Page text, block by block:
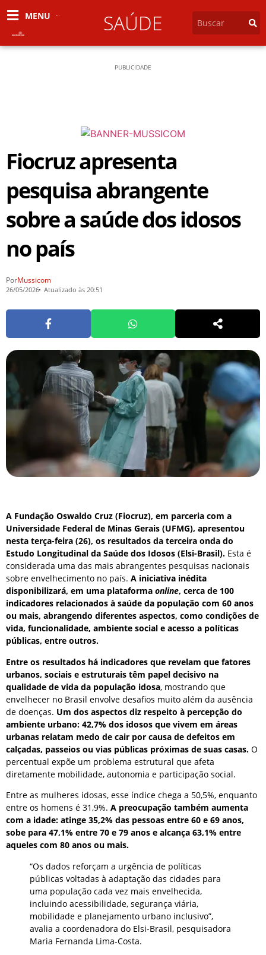
MENU SAÚDE
PUBLICIDADE
Fiocruz apresenta
pesquisa abrangente
sobre a saúde dos idosos
no país
PorMussicom
26/05/2026 Atualizado às 20:51
A Fundação Oswaldo Cruz (Fiocruz), em parceria com a
Universidade Federal de Minas Gerais (UFMG), apresentou
nesta terça-feira (26), os resultados da terceira onda do
Estudo Longitudinal da Saúde dos Idosos (Elsi-Brasil). Esta é
considerada uma das mais abrangentes pesquisas nacionais
sobre envelhecimento no país. A iniciativa inédita
disponibilizará, em uma plataforma online, cerca de 100
indicadores relacionados à saúde da população com 60 anos
ou mais, abrangendo diferentes aspectos, como condições de
vida, funcionalidade, ambiente social e acesso a políticas
públicas, entre outros.
Entre os resultados há indicadores que revelam que fatores
urbanos, sociais e estruturais têm papel decisivo na
qualidade de vida da população idosa, mostrando que
envelhecer no Brasil envolve desafios muito além da ausência
de doenças. Um dos aspectos diz respeito à percepção do
ambiente urbano: 42,7% dos idosos que vivem em áreas
urbanas relatam medo de cair por causa de defeitos em
calçadas, passeios ou vias públicas próximas de suas casas. O
percentual expõe um problema estrutural que afeta
diretamente mobilidade, autonomia e participação social.
Entre as mulheres idosas, esse índice chega a 50,5%, enquanto
entre os homens é 31,9%. A preocupação também aumenta
com a idade: atinge 35,2% das pessoas entre 60 e 69 anos,
sobe para 47,1% entre 70 e 79 anos e alcança 63,1% entre
aqueles com 80 anos ou mais.
“Os dados reforçam a urgência de políticas
públicas voltadas à adaptação das cidades para
uma população cada vez mais envelhecida,
incluindo acessibilidade, segurança viária,
mobilidade e planejamento urbano inclusivo”,
avalia a coordenadora do Elsi-Brasil, pesquisadora
Maria Fernanda Lima-Costa.